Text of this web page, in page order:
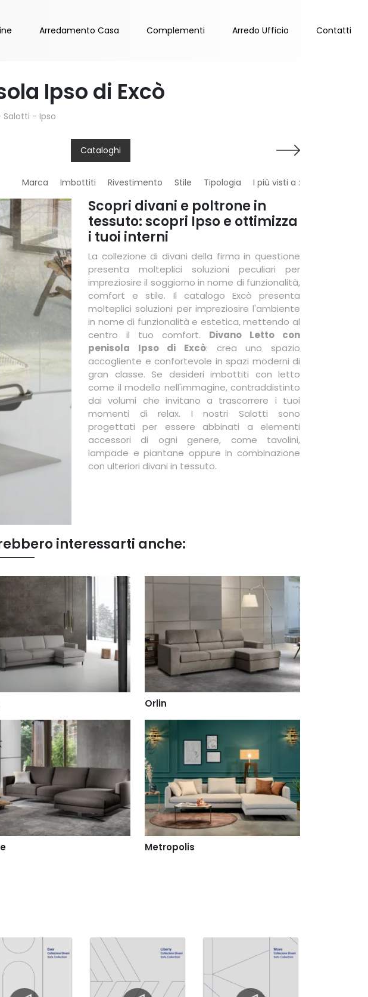
Arredamento Casa Complementi Arredo Ufficio Contatti
Ipso di Excò
Salotti - Ipso
Cataloghi
Marca Imbottiti Rivestimento Stile Tipologia I più visti a :
Scopri divani e poltrone in
tessuto: scopri Ipso e ottimizza
i tuoi interni
La collezione di divani della firma in questione
presenta molteplici soluzioni peculiari per
impreziosire il soggiorno in nome di funzionalità,
comfort e stile. Il catalogo Excò presenta
molteplici soluzioni per impreziosire l'ambiente
in nome di funzionalità e estetica, mettendo al
centro il tuo comfort. Divano Letto con
penisola Ipso di Excò: crea uno spazio
accogliente e confortevole in spazi moderni di
gran classe. Se desideri imbottiti con letto
come il modello nell'immagine, contraddistinto
dai volumi che invitano a trascorrere i tuoi
momenti di relax. I nostri Salotti sono
progettati per essere abbinati a elementi
accessori di ogni genere, come tavolini,
lampade e piantane oppure in combinazione
con ulteriori divani in tessuto.
interessarti anche:
Orlin
Metropolis